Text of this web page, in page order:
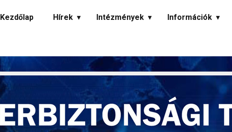
Kezdőlap Hírek Intézmények Információk